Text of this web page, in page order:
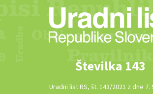
Številka 143
Uradni list RS, št. 143/2021 z dne 7.